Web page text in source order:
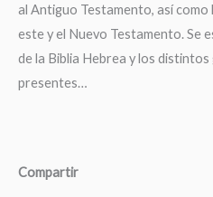
al Antiguo Testamento, así
este y el Nuevo Testamento. Se
de la Biblia Hebrea y los
presentes…
Compartir